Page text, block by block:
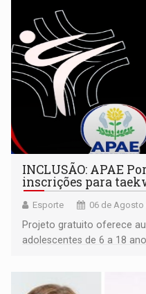
INCLUSÃO: APAE
inscrições para
Esporte 06 de Agosto
Projeto gratuito oferece
adolescentes de 6 a 18